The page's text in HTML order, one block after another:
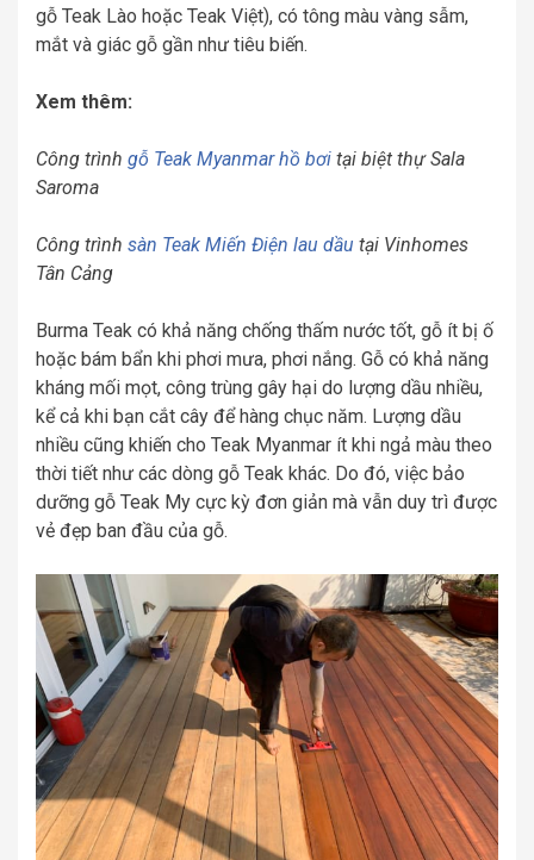
gỗ Teak Lào hoặc Teak Việt), có tông màu vàng sẫm,
mắt và giác gỗ gần như tiêu biến.
Xem thêm:
Công trình gỗ Teak Myanmar hồ bơi tại biệt thự Sala
Saroma
Công trình sàn Teak Miến Điện lau dầu tại Vinhomes
Tân Cảng
Burma Teak có khả năng chống thấm nước tốt, gỗ ít bị ố
hoặc bám bẩn khi phơi mưa, phơi nắng. Gỗ có khả năng
kháng mối mọt, công trùng gây hại do lượng dầu nhiều,
kể cả khi bạn cắt cây để hàng chục năm. Lượng dầu
nhiều cũng khiến cho Teak Myanmar ít khi ngả màu theo
thời tiết như các dòng gỗ Teak khác. Do đó, việc bảo
dưỡng gỗ Teak My cực kỳ đơn giản mà vẫn duy trì được
vẻ đẹp ban đầu của gỗ.